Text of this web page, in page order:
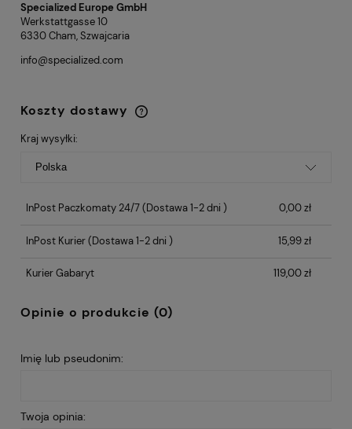
Specialized Europe GmbH
Werkstattgasse 10
6330 Cham, Szwajcaria
info@specialized.com
Koszty dostawy
Cena nie zawiera ewentualnych kosztów
płatności
Kraj wysyłki:
InPost Paczkomaty 24/7(Dostawa 1-2 dni ) 0,00 zł
InPost Kurier(Dostawa 1-2 dni ) 15,99 zł
Kurier Gabaryt 119,00 zł
Opinie o produkcie (0)
Imię lub pseudonim:
Twoja opinia: